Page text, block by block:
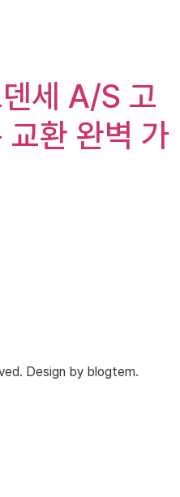
세 A/S 고
교환 완벽 가
Design by blogtem.